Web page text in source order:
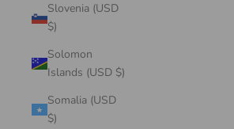
Slovenia (USD
$)
Solomon
Islands (USD $)
Somalia (USD
$)